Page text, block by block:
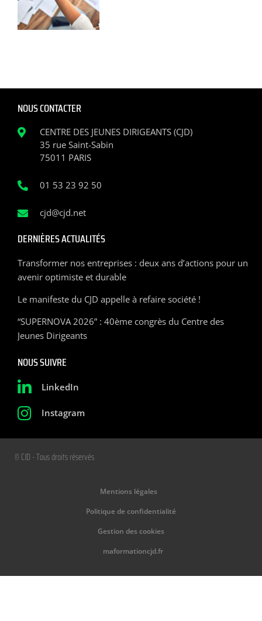
NOUS CONTACTER
CENTRE DES JEUNES DIRIGEANTS (CJD)
35 rue Saint-Sabin
75011 PARIS
01 53 23 92 50
cjd@cjd.net
DERNIÈRES ACTUALITÉS
Transformer nos entreprises : deux ans d’actions pour un
avenir optimiste et durable
Le manifeste du CJD appelle à refaire société !
“SUPERNOVA 2026” : 40ème congrès du Centre des
Jeunes Dirigeants
NOUS SUIVRE
LinkedIn
Instagram
© CJD - Tous droits réservés
Mentions légales
Politique de confidentialité
Gestion des cookies
maformationcjd.fr